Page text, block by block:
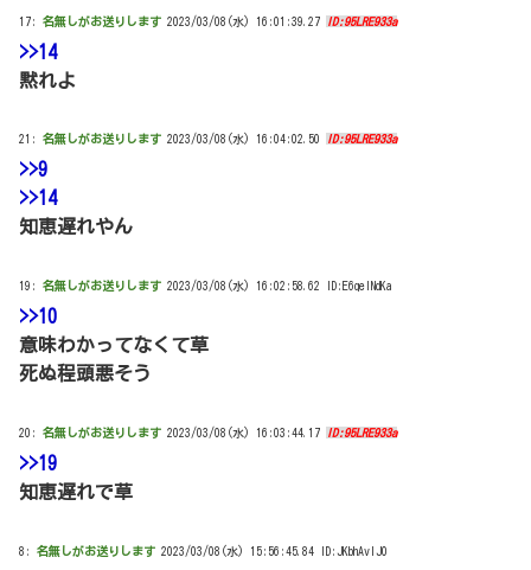
17: 名無しがお送りします 2023/03/08(水) 16:01:39.27 ID:95LRE933a
>>14
黙れよ
21: 名無しがお送りします 2023/03/08(水) 16:04:02.50 ID:95LRE933a
>>9
>>14
知恵遅れやん
19: 名無しがお送りします 2023/03/08(水) 16:02:58.62 ID:E6qelNdKa
>>10
意味わかってなくて草
死ぬ程頭悪そう
20: 名無しがお送りします 2023/03/08(水) 16:03:44.17 ID:95LRE933a
>>19
知恵遅れで草
8: 名無しがお送りします 2023/03/08(水) 15:56:45.84 ID:JKbhAvlJ0